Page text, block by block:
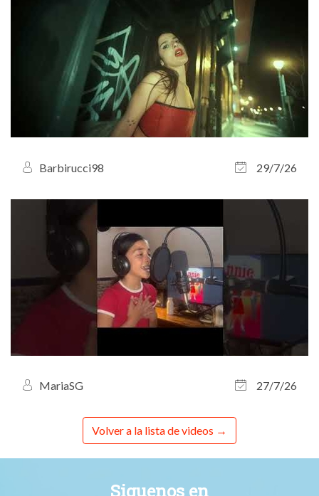
Barbirucci98 29/7/26
MariaSG 27/7/26
Volver a la lista de videos
Siguenos en